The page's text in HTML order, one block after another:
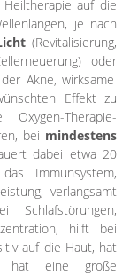
auf die
je nach
(Revitalisierung,
oder
Akne, wirksame
Effekt zu
Therapie-
bei mindestens
dabei etwa 20
Immunsystem,
verlangsamt
hilft bei
auf die Haut, hat
hat eine große